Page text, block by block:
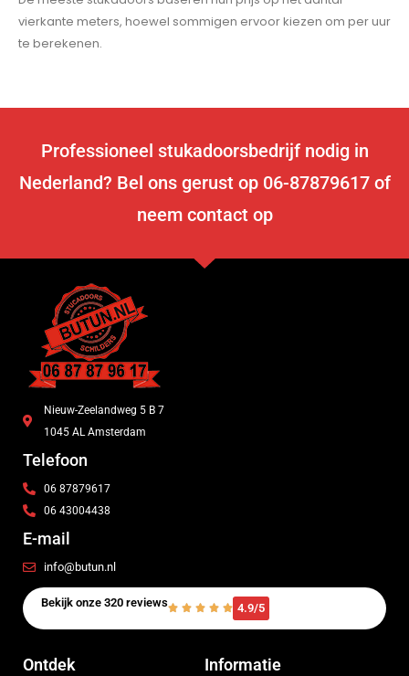
vierkante meters, hoewel sommigen ervoor kiezen om per uur
te berekenen.
Professioneel stukadoorsbedrijf nodig in
Nederland? Bel ons gerust op 06-87879617 of
neem contact op
Nieuw-Zeelandweg 5 B 7
1045 AL Amsterdam
Telefoon
06 87879617
06 43004438
E-mail
info@butun.nl
Bekijk onze 320 reviews 4.9/5
Ontdek Informatie